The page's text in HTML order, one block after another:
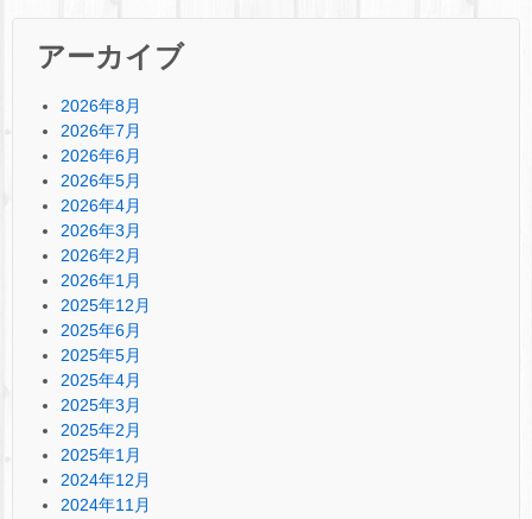
アーカイブ
2026年8月
2026年7月
2026年6月
2026年5月
2026年4月
2026年3月
2026年2月
2026年1月
2025年12月
2025年6月
2025年5月
2025年4月
2025年3月
2025年2月
2025年1月
2024年12月
2024年11月